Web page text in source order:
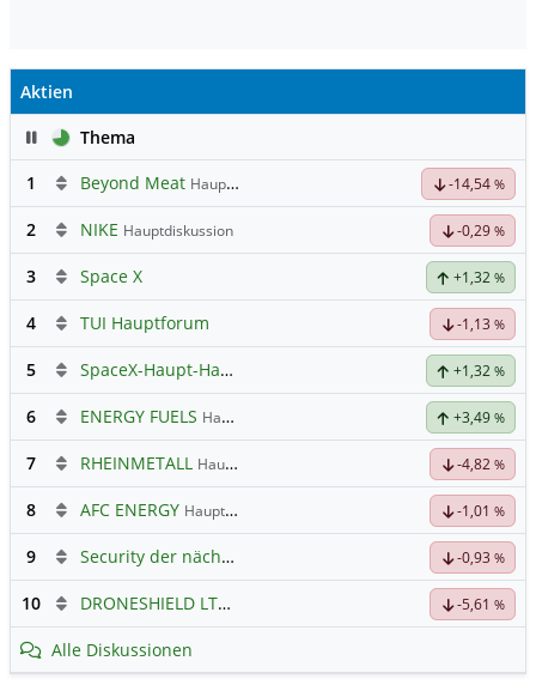
Aktien
PauseThema
1
Beyond Meat Hauptdiskussion -14,54 %
2 NIKE Hauptdiskussion -0,29 %
3 Space X +1,32 %
4 TUI Hauptforum -1,13 %
5 SpaceX-Haupt-Hauptforum +1,32 %
6 ENERGY FUELS Hauptdiskussion +3,49 %
7 RHEINMETALL Hauptdiskussion -4,82 %
8 AFC ENERGY Hauptdiskussion -1,01 %
9 Security der nächsten Generation -0,93 %
10 DRONESHIELD LTD -5,61 %
Alle Diskussionen